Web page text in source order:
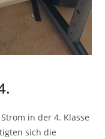
in der 4. Klasse
sich die